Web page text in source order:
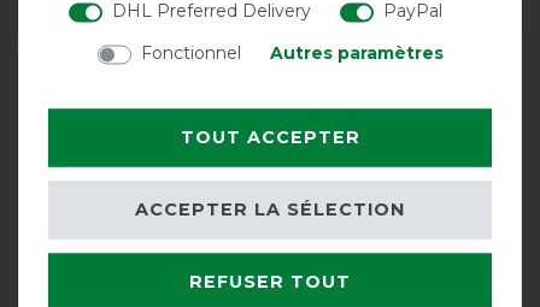
LISTE DE SOUHAITS LISTE DE SOUHAITS
DHL Preferred Delivery
PayPal
Fonctionnel
Autres paramètres
TOUT ACCEPTER
REFUSER TOUT
ACCEPTER LA SÉLECTION